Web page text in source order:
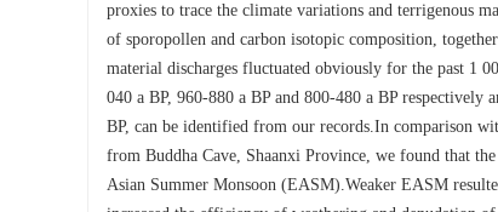
proxies to trace the climate variations and terrigenous
of sporopollen and carbon isotopic composition,
material discharges fluctuated obviously for the past 1
040 a BP, 960-880 a BP and 800-480 a BP
BP, can be identified from our records.In comparison
from Buddha Cave, Shaanxi Province, we found that
Asian Summer Monsoon (EASM).Weaker EASM